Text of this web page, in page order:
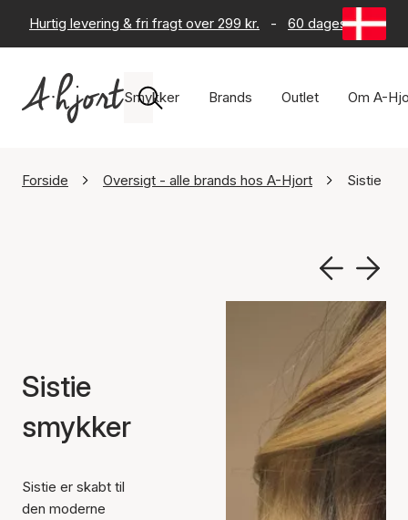
Hurtig levering & fri fragt over 299 kr. - 60 dages returret
Smykker Brands Outlet Om A-
Forside Oversigt - alle brands hos A-Hjort Sistie
Sistie
smykker
Sistie er skabt til
den moderne